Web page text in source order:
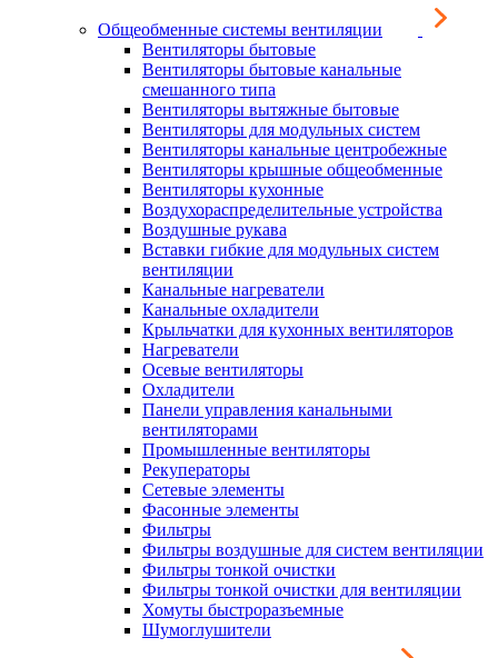
Общеобменные системы вентиляции
Вентиляторы бытовые
Вентиляторы бытовые канальные
смешанного типа
Вентиляторы вытяжные бытовые
Вентиляторы для модульных систем
Вентиляторы канальные центробежные
Вентиляторы крышные общеобменные
Вентиляторы кухонные
Воздухораспределительные устройства
Воздушные рукава
Вставки гибкие для модульных систем
вентиляции
Канальные нагреватели
Канальные охладители
Крыльчатки для кухонных вентиляторов
Нагреватели
Осевые вентиляторы
Охладители
Панели управления канальными
вентиляторами
Промышленные вентиляторы
Рекуператоры
Сетевые элементы
Фасонные элементы
Фильтры
Фильтры воздушные для систем вентиляции
Фильтры тонкой очистки
Фильтры тонкой очистки для вентиляции
Хомуты быстроразъемные
Шумоглушители